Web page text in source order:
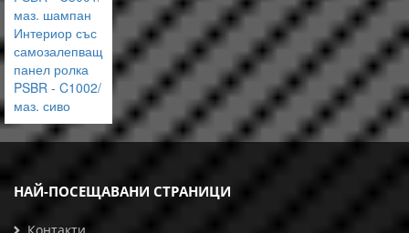
маз. шампан
Интериор със
самозалепващ
панел ролка
PSBR - C1002/
маз. сиво
НАЙ-ПОСЕЩАВАНИ СТРАНИЦИ